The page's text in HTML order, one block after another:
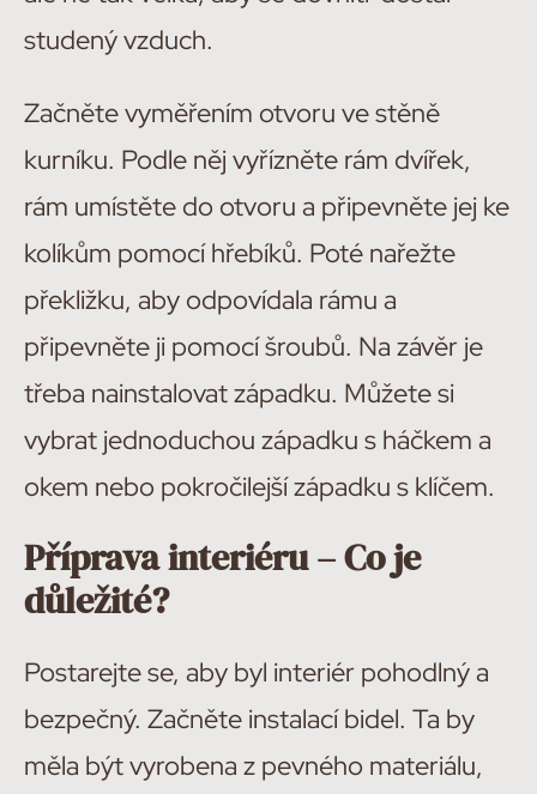
studený vzduch.
Začněte vyměřením otvoru ve stěně
kurníku. Podle něj vyřízněte rám dvířek,
rám umístěte do otvoru a připevněte jej ke
kolíkům pomocí hřebíků. Poté nařežte
překližku, aby odpovídala rámu a
připevněte ji pomocí šroubů. Na závěr je
třeba nainstalovat západku. Můžete si
vybrat jednoduchou západku s háčkem a
okem nebo pokročilejší západku s klíčem.
Příprava interiéru – Co je
důležité?
Postarejte se, aby byl interiér pohodlný a
bezpečný. Začněte instalací bidel. Ta by
měla být vyrobena z pevného materiálu,